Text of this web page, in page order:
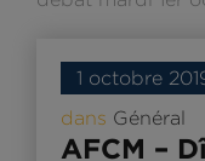
1 octobre
dans Général
AFCM –